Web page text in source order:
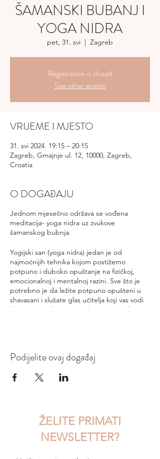
ŠAMANSKI BUBANJ I
YOGA NIDRA
pet, 31. svi
  |
Zagreb
Registration is closed
See other events
VRIJEME I MJESTO
31. svi 2024. 19:15 – 20:15
Zagreb, Gmajnje ul. 12, 10000, Zagreb,
Croatia
O DOGAĐAJU
Jednom mjesečno održava se vođena
meditacija- yoga nidra uz zvukove
šamanskog bubnja.
Yogijski san (yoga nidra) jedan je od
najmoćnijih tehnika kojom postižemo
potpuno i duboko opuštanje na fizičkoj,
emocionalnoj i mentalnoj razini. Sve što je
potrebno je da ležite potpuno opušteni u
shavasani i slušate glas učitelja koji vas vodi
kroz ovu meditativnu praksu. Yoga nidra
Samo neke dobrobiti yoga nidre su:
duboko relaksiranje
emocionalna stabilnost
poboljšavanje kvalitete sna
podizanje razine energije.
Podijelite ovaj događaj
ŽELITE PRIMATI
NEWSLETTER?